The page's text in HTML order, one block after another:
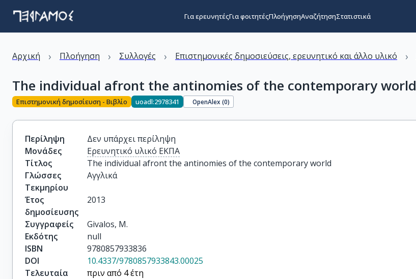
Για ερευνητέςΓια φοιτητέςΠλοήγησηΑναζήτησηΣτατιστικά
Αρχική › Πλοήγηση › Συλλογές › Επιστημονικές δημοσιεύσεις, ερευνητικό και άλλο υλικό ›
The individual afront the antinomies of the contemporary world
Επιστημονική δημοσίευση - Βιβλίο uoadl:2978341 OpenAlex (0)
Περίληψη
Δεν υπάρχει περίληψη
Μονάδες
Ερευνητικό υλικό ΕΚΠΑ
Τίτλος
The individual afront the antinomies of the contemporary world
Γλώσσες
Τεκμηρίου
Αγγλικά
Έτος
δημοσίευσης
2013
Συγγραφείς
Givalos, M.
Εκδότης
null
ISBN
9780857933836
DOI
10.4337/9780857933843.00025
Τελευταία
πριν από 4 έτη